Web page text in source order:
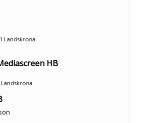
Landskrona
HB